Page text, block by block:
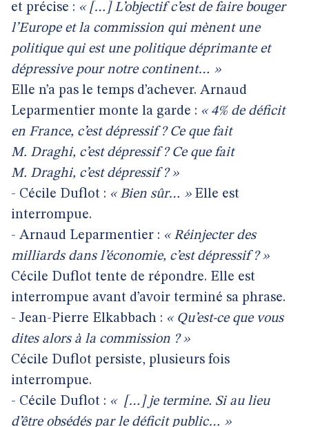
et précise : « […] L’objectif c’est de faire bouger
l’Europe et la commission qui mènent une
politique qui est une politique déprimante et
dépressive pour notre continent… »
Elle n’a pas le temps d’achever. Arnaud
Leparmentier monte la garde : « 4% de déficit
en France, c’est dépressif ? Ce que fait
M. Draghi, c’est dépressif ? Ce que fait
M. Draghi, c’est dépressif ? »
- Cécile Duflot : « Bien sûr… » Elle est
interrompue.
- Arnaud Leparmentier : « Réinjecter des
milliards dans l’économie, c’est dépressif ? »
Cécile Duflot tente de répondre. Elle est
interrompue avant d’avoir terminé sa phrase.
- Jean-Pierre Elkabbach : « Qu’est-ce que vous
dites alors à la commission ? »
Cécile Duflot persiste, plusieurs fois
interrompue.
- Cécile Duflot : « […] je termine. Si au lieu
d’être obsédés par le déficit public… »